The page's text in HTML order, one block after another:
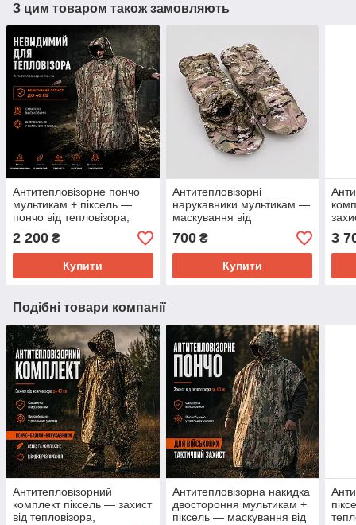
З цим товаром також замовляють
Антитепловізорне пончо
мультикам + піксель —
пончо від тепловізора,
маскування від
тепловізора
2 200 ₴
Купити
Антитепловізорні
нарукавники мультикам —
маскування від
тепловізора, захист рук від
ІЧ
700₴
Купити
3
Подібні товари компанії
Антитепловізорний
комплект піксель — захист
від тепловізора,
Антитепловізорна накидка
двостороння мультикам +
піксель — маскування від